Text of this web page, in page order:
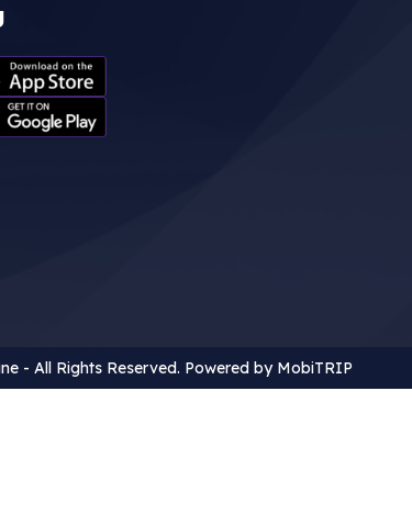
- All Rights Reserved. Powered by MobiTRIP